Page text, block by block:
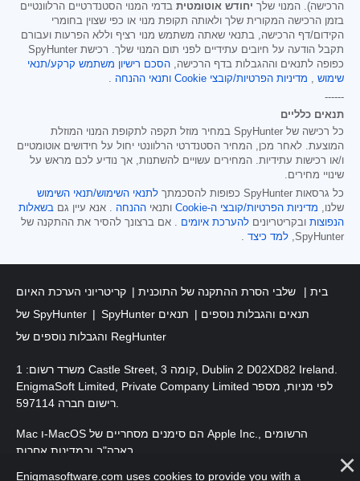
הרכישה). המנוי שלך יחודש אוטומטית בדמי המנוי הסטנדרטיים הרלוונטיים
בזמן הרכישה המקורית שלך ולאותה תקופת מנוי או כפי שצוין בחומרי
הקידום/דף הרכישה, בתנאי שאתה משתמש מנוי רציף וללא הפרעות ועבורם
תקבל הודעה על חיובים עתידיים לפני תום המנוי שלך. רכישת SpyHunter
כפופה לתנאים וההגבלות בדף הרכישה, הסכם רישיון משתמש קרקע/תנאי
שימוש , מדיניות הפרטיות/קובצי Cookie ותנאי ההנחה .
------
תנאים כלליים
כל רכישה של SpyHunter במחיר מוזל תקפה לתקופת המנוי המוזלת
המוצעת. לאחר מכן, המחיר הסטנדרטי הרלוונטי יחול על חידושים אוטומטיים
ו/או רכישות עתידיות. המחירים עשויים להשתנות, אך נודיע לכם מראש על
שינויי מחירים.
כל גרסאות SpyHunter כפופות להסכמתך
לתנאי השימוש/תנאי השימוש
שלנו, מדיניות הפרטיות/קובצי ה-Cookie ותנאי ההנחה . אנא עיין גם בשאלות
הנפוצות ובקריטריונים להערכת איומים . אם ברצונך להסיר את ההתקנה של
SpyHunter, למד כיצד .
בית שלבי הסרת ההתקנה של התוכנית
קריטריוני הערכת האיום
של SpyHunter
SpyHunter תנאים והגבלות נוספים
תנאים
והגבלות נוספים של RegHunter
משרד רשום: 1 Castle Street, קומה 3, Dublin 2 D02XD82 Ireland.
EnigmaSoft Limited, Private Company Limited לפי מניות, מספר
Mac ו-MacOS הם סימנים מסחריים של Apple Inc., הרשומים
Enigmasoftware.com uses cookies to provide you with a